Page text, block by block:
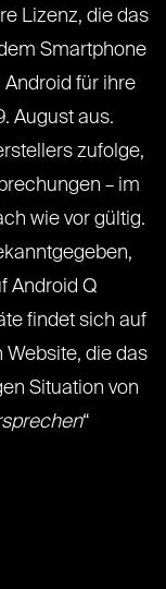
Lizenz, die das
Smartphone
für ihre
August aus.
zufolge,
– im
wie vor gültig.
Android Q
findet sich auf
die das
Situation von
“